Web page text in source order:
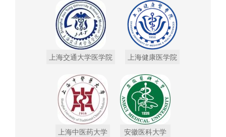
上海交通大学医学院 上海健康医学院
上海中医药大学 安徽医科大学